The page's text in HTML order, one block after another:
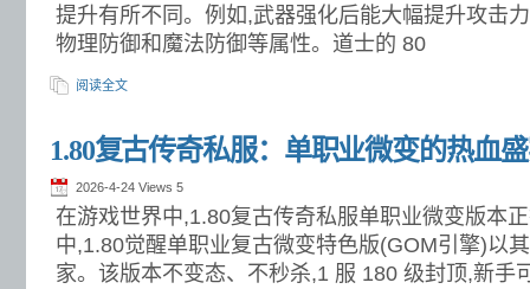
提升有所不同。例如,武器强化后能大幅提升攻击
物理防御和魔法防御等属性。道士的 80
阅读全文
1.80复古传奇私服：单职业微变的热血
2026-4-24 Views 5
在游戏世界中,1.80复古传奇私服单职业微变版本
中,1.80觉醒单职业复古微变特色版(GOM引擎)以
家。该版本不变态、不秒杀,1 服 180 级封顶,新手